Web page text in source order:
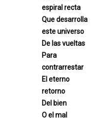
espiral recta
Que desarrolla
este universo
De las vueltas
Para
contrarrestar
El eterno
retorno
Del bien
O el mal